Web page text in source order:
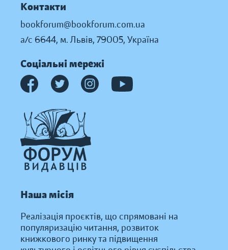
Контакти
bookforum@bookforum.com.ua
а/с 6644, м. Львів, 79005, Україна
Соціальні мережі
Наша місія
Реалізація проєктів, що спрямовані на
популяризацію читання, розвиток
книжкового ринку та підвищення